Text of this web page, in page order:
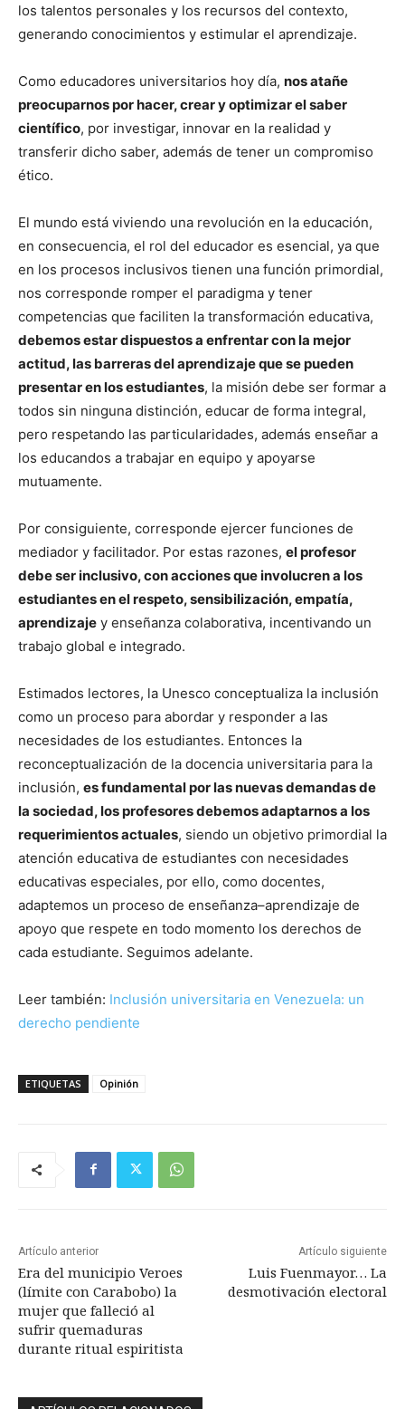
los talentos personales y los recursos del contexto,
generando conocimientos y estimular el aprendizaje.
Como educadores universitarios hoy día, nos atañe
preocuparnos por hacer, crear y optimizar el saber
científico, por investigar, innovar en la realidad y
transferir dicho saber, además de tener un compromiso
ético.
El mundo está viviendo una revolución en la educación,
en consecuencia, el rol del educador es esencial, ya que
en los procesos inclusivos tienen una función primordial,
nos corresponde romper el paradigma y tener
competencias que faciliten la transformación educativa,
debemos estar dispuestos a enfrentar con la mejor
actitud, las barreras del aprendizaje que se pueden
presentar en los estudiantes, la misión debe ser formar a
todos sin ninguna distinción, educar de forma integral,
pero respetando las particularidades, además enseñar a
los educandos a trabajar en equipo y apoyarse
mutuamente.
Por consiguiente, corresponde ejercer funciones de
mediador y facilitador. Por estas razones, el profesor
debe ser inclusivo, con acciones que involucren a los
estudiantes en el respeto, sensibilización, empatía,
aprendizaje y enseñanza colaborativa, incentivando un
trabajo global e integrado.
Estimados lectores, la Unesco conceptualiza la inclusión
como un proceso para abordar y responder a las
necesidades de los estudiantes. Entonces la
reconceptualización de la docencia universitaria para la
inclusión, es fundamental por las nuevas demandas de
la sociedad, los profesores debemos adaptarnos a los
requerimientos actuales, siendo un objetivo primordial la
atención educativa de estudiantes con necesidades
educativas especiales, por ello, como docentes,
adaptemos un proceso de enseñanza–aprendizaje de
apoyo que respete en todo momento los derechos de
cada estudiante. Seguimos adelante.
Leer también: Inclusión universitaria en Venezuela: un
derecho pendiente
ETIQUETAS Opinión
Artículo anterior
Era del municipio Veroes
(límite con Carabobo) la
mujer que falleció al
sufrir quemaduras
durante ritual espiritista
Artículo siguiente
Luis Fuenmayor… La
desmotivación electoral